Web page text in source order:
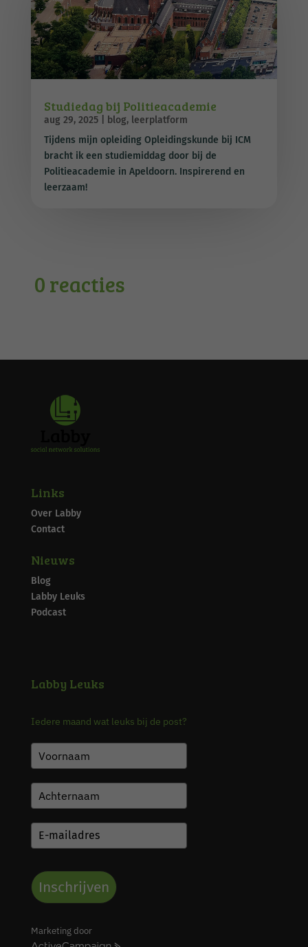
Studiedag bij Politieacademie
aug 29, 2025| blog, leerplatform
Tijdens mijn opleiding Opleidingskunde bij ICM
bracht ik een studiemiddag door bij de
Politieacademie in Apeldoorn. Inspirerend en
leerzaam!
0 reacties
Links
Over Labby
Contact
Nieuws
Blog
Labby Leuks
Podcast
Labby Leuks
Iedere maand wat leuks bij de post?
Inschrijven
Marketing door